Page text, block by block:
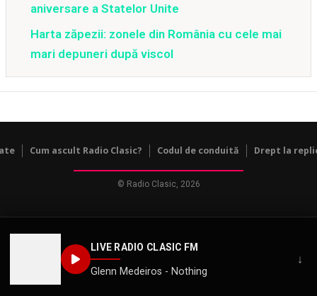
LIVE RADIO CLASIC FM
Glenn Medeiros - Nothing
↓
aniversare a Statelor Unite
Harta zăpezii: zonele din România cu cele mai
mari depuneri după viscol
Cum ascult Radio Clasic? Codul de conduită Drept la
© Radio Clasic, 2026